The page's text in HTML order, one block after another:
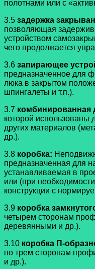
полотнами или с
3.5 задержка
позволяющая
устройством
чего продолжается
3.6 запирающее
предназначенное для
люка в закрытом
шпингалеты и т.п.).
3.7 комбинированная
которой использованы
других материалов
др.).
3.8 коробка:
предназначенная для
устанавливаемая в
или (при
конструкции с
3.9 коробка
четырем сторонам
деревянными и др.).
3.10 коробка П-
по трем сторонам
и др.).